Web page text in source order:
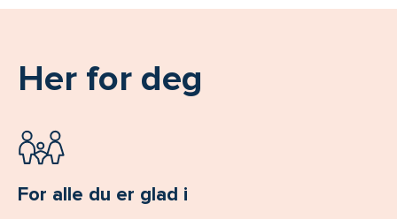
Her for deg
For alle du er glad i